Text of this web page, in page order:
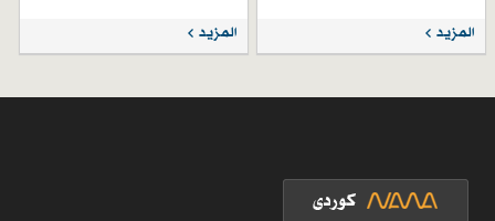
قبل 6 أيام
المزيد المزيد